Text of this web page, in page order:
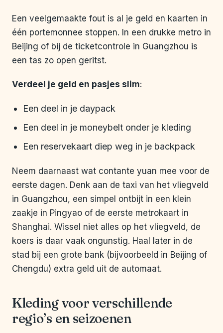
Een veelgemaakte fout is al je geld en kaarten in
één portemonnee stoppen. In een drukke metro in
Beijing of bij de ticketcontrole in Guangzhou is
een tas zo open geritst.
Verdeel je geld en pasjes slim:
Een deel in je daypack
Een deel in je moneybelt onder je kleding
Een reservekaart diep weg in je backpack
Neem daarnaast wat contante yuan mee voor de
eerste dagen. Denk aan de taxi van het vliegveld
in Guangzhou, een simpel ontbijt in een klein
zaakje in Pingyao of de eerste metrokaart in
Shanghai. Wissel niet alles op het vliegveld, de
koers is daar vaak ongunstig. Haal later in de
stad bij een grote bank (bijvoorbeeld in Beijing of
Chengdu) extra geld uit de automaat.
Kleding voor verschillende
regio’s en seizoenen